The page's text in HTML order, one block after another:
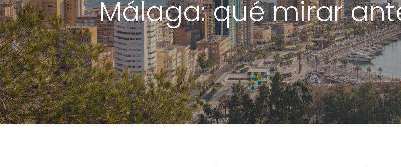
Málaga: qué mirar